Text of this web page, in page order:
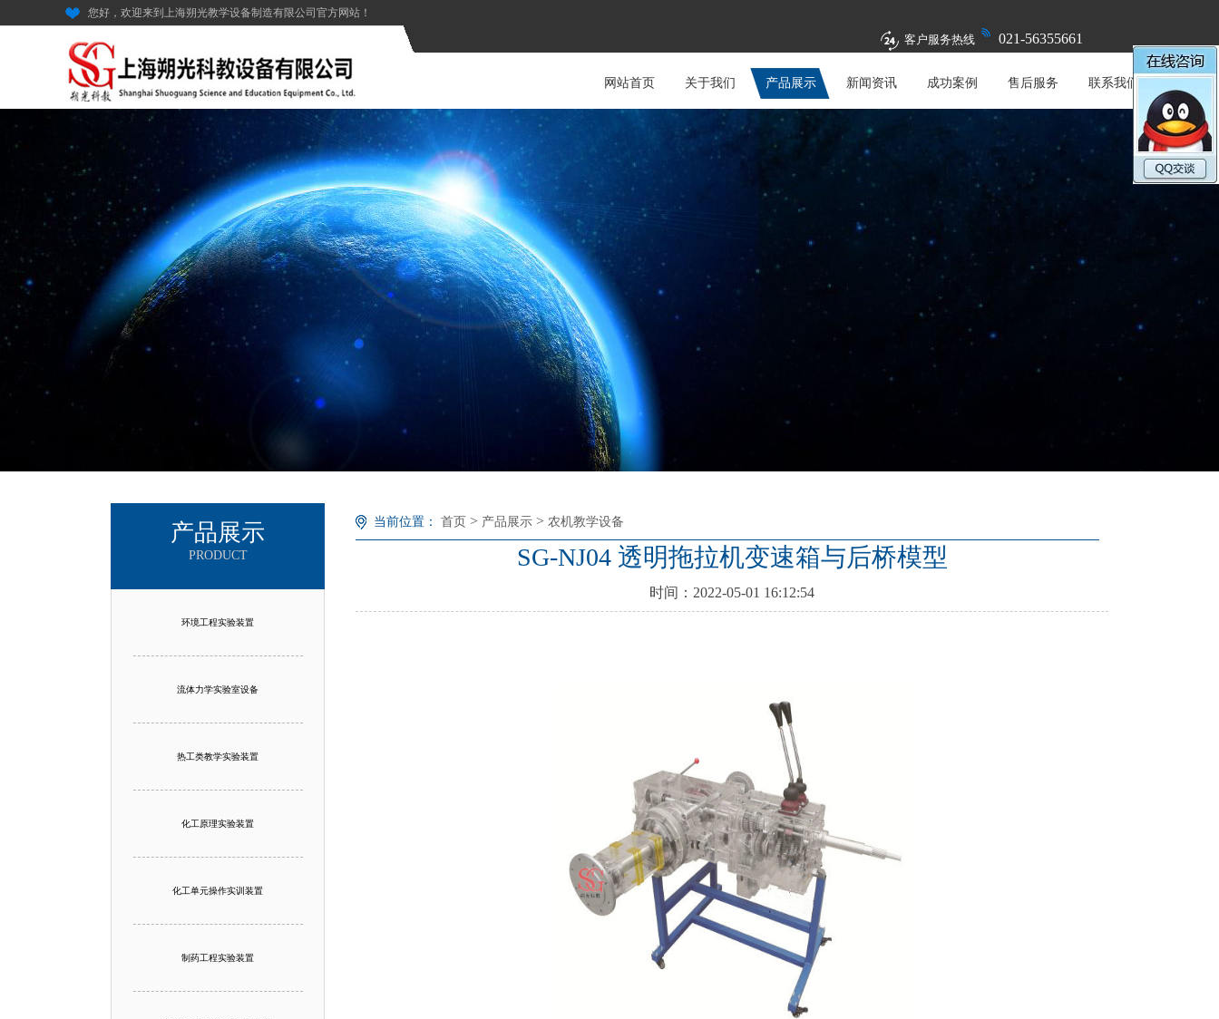
您好，欢迎来到上海朔光教学设备制造有限公司官方网站！
客户服务热线 021-56355661
网站首页 关于我们 产品展示 新闻资讯 成功案例 售后服务 联系我们
产品展示
PRODUCT
环境工程实验装置
流体力学实验室设备
热工类教学实验装置
化工原理实验装置
化工单元操作实训装置
制药工程实验装置
当前位置： 首页 > 产品展示 > 农机教学设备
SG-NJ04 透明拖拉机变速箱与后桥模型
时间：2022-05-01 16:12:54